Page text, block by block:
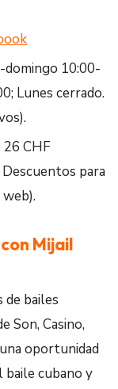
domingo 10:00-
Lunes cerrado.
26 CHF
para
Mijail
de bailes
Son, Casino,
oportunidad
baile cubano y